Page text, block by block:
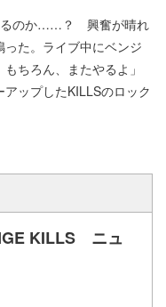
るのか……？ 興奮が晴れ
た。ライブ中にベンジ
ちろん、またやるよ」
ップしたKILLSのロック
KILLS ニュ